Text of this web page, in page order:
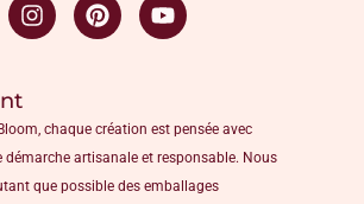
chaque création est pensée avec
démarche artisanale et responsable. Nous
que possible des emballages